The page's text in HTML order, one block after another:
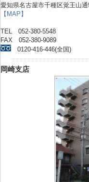
愛知県名古屋市千種区覚王山
【MAP】
TEL 052-380-5548
FAX 052-380-9089
0120-416-446(全国)
岡崎支店